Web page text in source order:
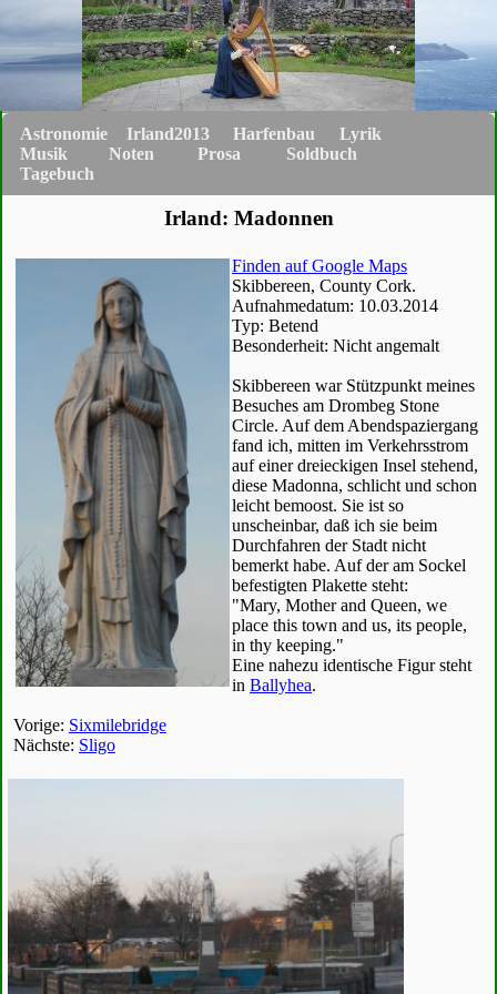
Astronomie Irland2013 Harfenbau
Lyrik
Musik
Noten Prosa
Soldbuch
Tagebuch
Irland: Madonnen
Finden auf Google Maps
Skibbereen, County Cork.
Aufnahmedatum: 10.03.2014
Typ: Betend
Besonderheit: Nicht angemalt
Skibbereen war Stützpunkt meines
Besuches am Drombeg Stone
Circle. Auf dem Abendspaziergang
fand ich, mitten im Verkehrsstrom
auf einer dreieckigen Insel stehend,
diese Madonna, schlicht und schon
leicht bemoost. Sie ist so
unscheinbar, daß ich sie beim
Durchfahren der Stadt nicht
bemerkt habe. Auf der am Sockel
befestigten Plakette steht:
"Mary, Mother and Queen, we
place this town and us, its people,
in thy keeping."
Eine nahezu identische Figur steht
in Ballyhea.
Vorige: Sixmilebridge
Nächste: Sligo